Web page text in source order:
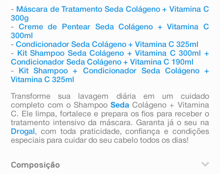
- Máscara de Tratamento Seda Colágeno + Vitamina C
300g
- Creme de Pentear Seda Colágeno + Vitamina C
300ml
-Condicionador Seda Colágeno + Vitamina C 325ml
-
Kit Shampoo Seda Colágeno + Vitamina C 300ml +
Condicionador Seda Colágeno + Vitamina C 190ml
-
Kit Shampoo + Condicionador Seda Colágeno +
Vitamina C 325ml
Transforme sua lavagem diária em um cuidado
completo com o ShampooSeda Colágeno + Vitamina
C. Ele limpa, fortalece e prepara os fios para receber o
tratamento intensivo da máscara. Garanta já o seu na
Drogal , com toda praticidade, confiança e condições
especiais para cuidar do seu cabelo todos os dias!
Composição